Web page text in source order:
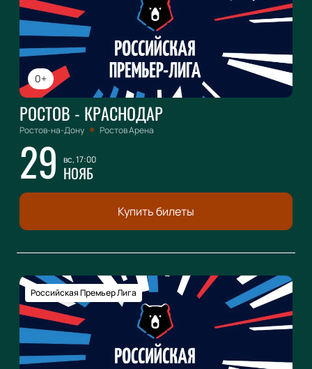
0+
РОСТОВ - КРАСНОДАР
Ростов-на-Дону Ростов Арена
29 вс, 17:00
НОЯБ
Купить билеты
Российская Премьер Лига